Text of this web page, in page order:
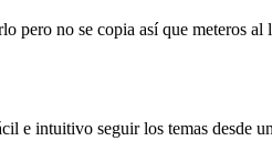
pero no se copia así que meteros al
e intuitivo seguir los temas desde